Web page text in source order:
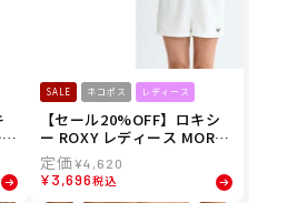
SALE ネコポス レディース
【セール20%OFF】ロキシ
ー ROXY レディース MORNI
NG CALM ウィメンズ ボー
ドショーツ 水着 トランクス
海パン RBS255011 26SP
¥4,620
¥3,696税込